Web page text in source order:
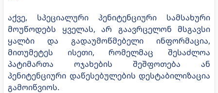
აქვე, სპეციალური პენიტენციური სამსახური
მოუწოდებს ყველას, არ გაავრცელონ მსგავსი
ყალბი და გადაუმოწმებელი ინფორმაცია,
მითუმეტეს ისეთი, რომელმაც შესაძლოა
პატიმართა ოჯახების შეშფოთება ან
პენიტენციური დაწესებულების დესტაბილიზაცია
გამოიწვიოს.